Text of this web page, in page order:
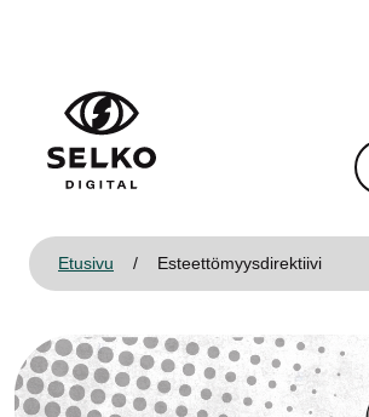
Etusivu / Esteettömyys­direktiivi